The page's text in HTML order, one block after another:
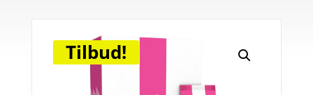
Tilbud!